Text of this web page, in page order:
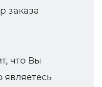
заказа
что Вы
являетесь